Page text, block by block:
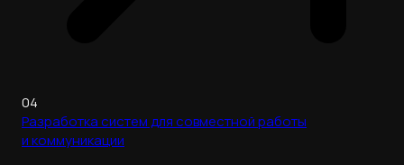
04
Разработка систем для совместной работы
и коммуникации